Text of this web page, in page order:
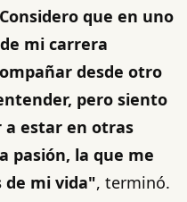
que en uno
mi carrera
desde otro
pero siento
a estar en otras
pasión, la que me
de mi vida", terminó.